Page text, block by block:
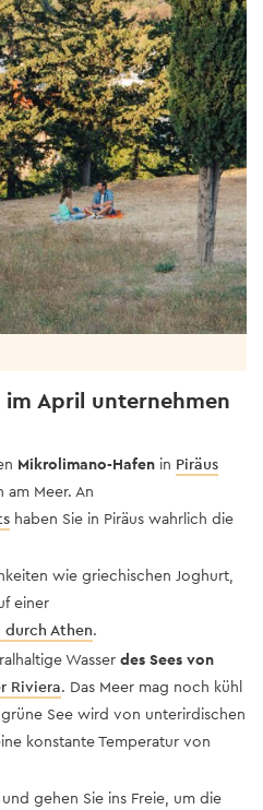
April unternehmen
Mikrolimano-Hafen in Piräus
am Meer. An
haben Sie in Piräus wahrlich die
wie griechischen Joghurt,
einer
Athen.
Wasser des Sees von
Riviera. Das Meer mag noch kühl
See wird von unterirdischen
konstante Temperatur von
gehen Sie ins Freie, um die